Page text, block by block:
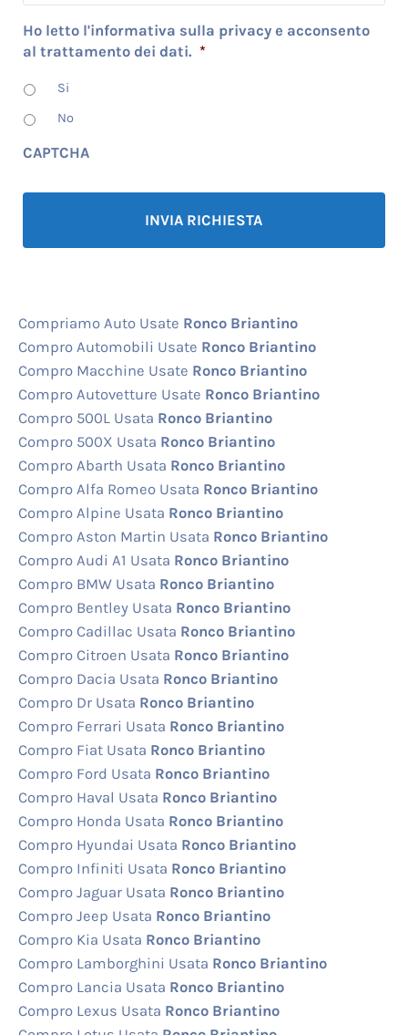
Ho letto l'informativa sulla privacy e acconsento
al trattamento dei dati. *
Si
No
CAPTCHA
Compriamo Auto Usate Ronco Briantino
Compro Automobili Usate Ronco Briantino
Compro Macchine Usate Ronco Briantino
Compro Autovetture Usate Ronco Briantino
Compro 500L Usata Ronco Briantino
Compro 500X Usata Ronco Briantino
Compro Abarth Usata Ronco Briantino
Compro Alfa Romeo Usata Ronco Briantino
Compro Alpine Usata Ronco Briantino
Compro Aston Martin Usata Ronco Briantino
Compro Audi A1 Usata Ronco Briantino
Compro BMW Usata Ronco Briantino
Compro Bentley Usata Ronco Briantino
Compro Cadillac Usata Ronco Briantino
Compro Citroen Usata Ronco Briantino
Compro Dacia Usata Ronco Briantino
Compro Dr Usata Ronco Briantino
Compro Ferrari Usata Ronco Briantino
Compro Fiat Usata Ronco Briantino
Compro Ford Usata Ronco Briantino
Compro Haval Usata Ronco Briantino
Compro Honda Usata Ronco Briantino
Compro Hyundai Usata Ronco Briantino
Compro Infiniti Usata Ronco Briantino
Compro Jaguar Usata Ronco Briantino
Compro Jeep Usata Ronco Briantino
Compro Kia Usata Ronco Briantino
Compro Lamborghini Usata Ronco Briantino
Compro Lancia Usata Ronco Briantino
Compro Lexus Usata Ronco Briantino